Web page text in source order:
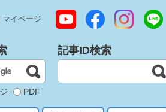
マイページ
PDF
記事ID検索